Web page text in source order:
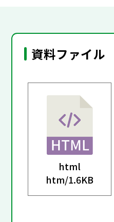
資料ファイル
html
htm/1.6KB